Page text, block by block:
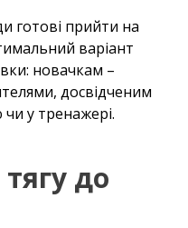
готові прийти на
варіант
новачкам –
досвідченим
у тренажері.
до